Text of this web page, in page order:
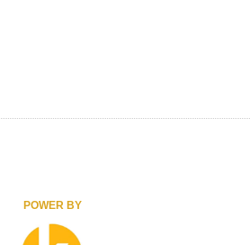
POWER BY